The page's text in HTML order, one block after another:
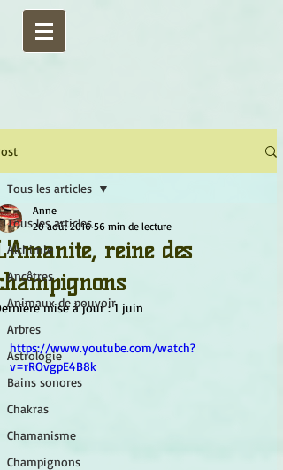
Tous les articles
Alchimie
Ancêtres
Animaux de pouvoir
Arbres
Astrologie
Bains sonores
Chakras
Chamanisme
Champignons
Tous les articles
reine des
Anne
20 août 2016 56 min de lecture
mise à jour :1 juin
https://www.youtube.com/watch?
v=rROvgpE4B8k